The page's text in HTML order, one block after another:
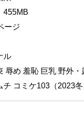
455MB
ージ
ル
辱め 羞恥 巨乳 野外
チ コミケ103（2023